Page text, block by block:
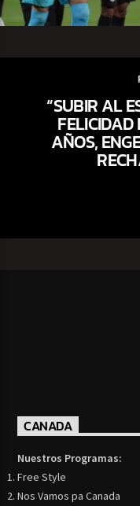
“SUBIR AL
FELICIDAD
AÑOS,
CANADA
Nuestros Programas:
Free Style
Nos Vamos pa Canada